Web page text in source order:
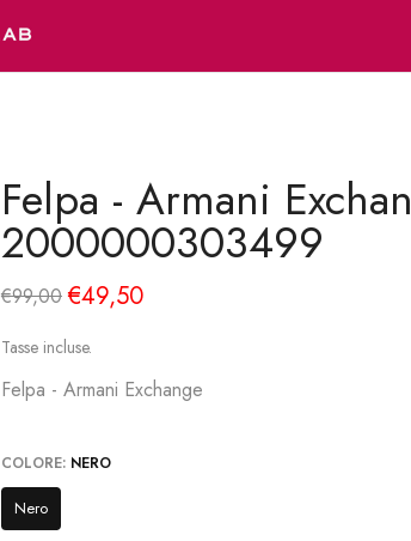
Felpa - Armani
2000000303499
€99,00 €49,50
Tasse incluse.
Felpa - Armani Exchange
COLORE: NERO
Nero